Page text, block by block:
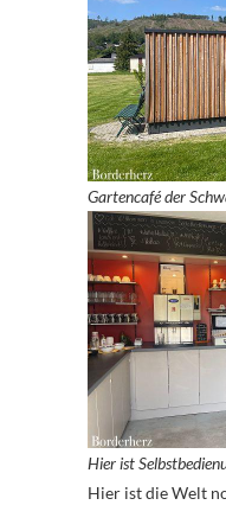
Gartencafé der
Hier ist
Hier ist die Welt